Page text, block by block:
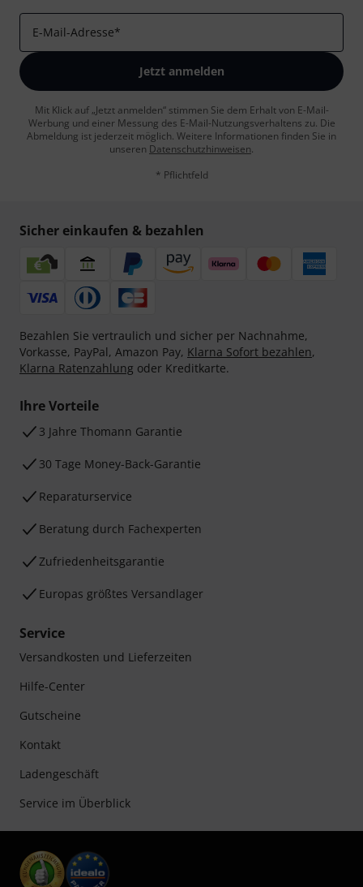
E-Mail-Adresse*
Jetzt anmelden
Mit Klick auf „Jetzt anmelden“ stimmen Sie dem Erhalt von E-Mail-
Werbung und einer Messung des E-Mail-Nutzungsverhaltens zu. Die
Abmeldung ist jederzeit möglich. Weitere Informationen finden Sie in
unseren Datenschutzhinweisen.
* Pflichtfeld
Sicher einkaufen & bezahlen
Bezahlen Sie vertraulich und sicher per Nachnahme,
Vorkasse, PayPal, Amazon Pay, Klarna Sofort bezahlen,
Klarna Ratenzahlung oder Kreditkarte.
Ihre Vorteile
3 Jahre Thomann Garantie
30 Tage Money-Back-Garantie
Reparaturservice
Beratung durch Fachexperten
Zufriedenheitsgarantie
Europas größtes Versandlager
Service
Versandkosten und Lieferzeiten
Hilfe-Center
Gutscheine
Kontakt
Ladengeschäft
Service im Überblick